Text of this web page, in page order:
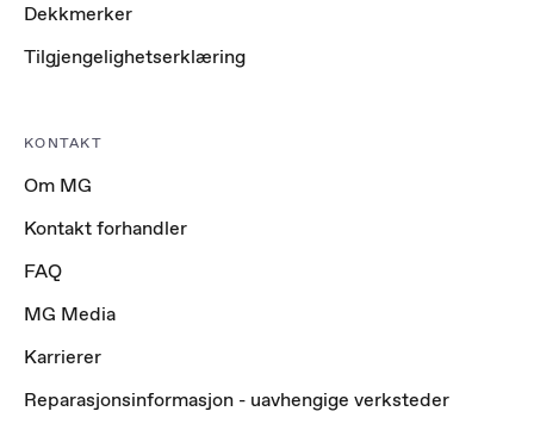
Dekkmerker
Tilgjengelighetserklæring
KONTAKT
Om MG
Kontakt forhandler
FAQ
MG Media
Karrierer
Reparasjonsinformasjon - uavhengige verksteder